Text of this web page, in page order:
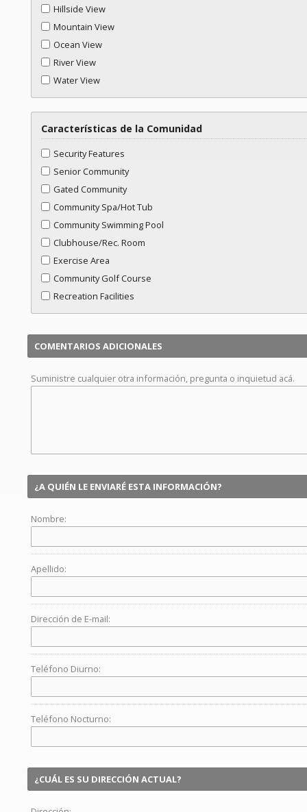
Hillside View
Mountain View
Ocean View
River View
Water View
Características de la Comunidad
Security Features
Senior Community
Gated Community
Community Spa/Hot Tub
Community Swimming Pool
Clubhouse/Rec. Room
Exercise Area
Community Golf Course
Recreation Facilities
COMENTARIOS ADICIONALES
Suministre cualquier otra información, pregunta o inquietud acá.
¿A QUIÉN LE ENVIARÉ ESTA INFORMACIÓN?
Nombre:
Apellido:
Dirección de E-mail:
Teléfono Diurno:
Teléfono Nocturno:
¿CUÁL ES SU DIRECCIÓN ACTUAL?